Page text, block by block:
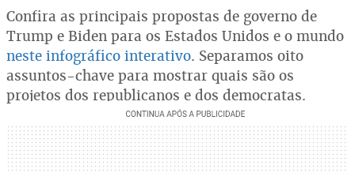
Confira as principais propostas de governo de
Trump e Biden para os Estados Unidos e o mundo
neste infográfico interativo. Separamos oito
assuntos-chave para mostrar quais são os
projetos dos republicanos e dos democratas.